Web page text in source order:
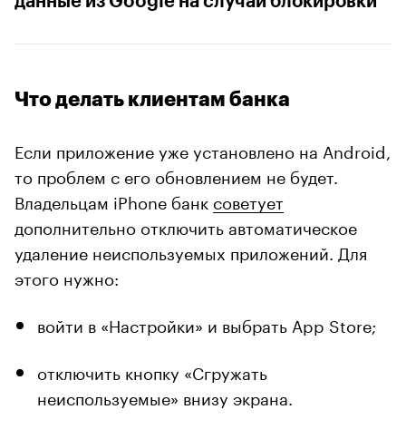
Что делать клиентам банка
Если приложение уже установлено на Android,
то проблем с его обновлением не будет.
Владельцам iPhone банк советует
дополнительно отключить автоматическое
удаление неиспользуемых приложений. Для
этого нужно:
войти в «Настройки» и выбрать App Store;
отключить кнопку «Сгружать
неиспользуемые» внизу экрана.